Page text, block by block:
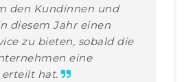
den Kundinnen und
diesem Jahr einen
zu bieten, sobald die
eine
erteilt hat.